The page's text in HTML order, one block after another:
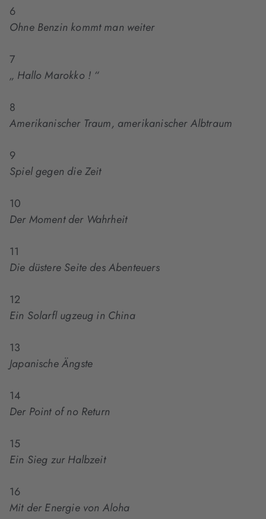
6
Ohne Benzin kommt man weiter
7
„ Hallo Marokko ! “
8
Amerikanischer Traum, amerikanischer Albtraum
9
Spiel gegen die Zeit
10
Der Moment der Wahrheit
11
Die düstere Seite des Abenteuers
12
Ein Solarfl ugzeug in China
13
Japanische Ängste
14
Der Point of no Return
15
Ein Sieg zur Halbzeit
16
Mit der Energie von Aloha